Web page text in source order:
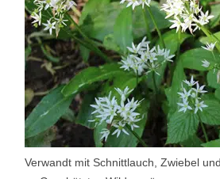
Verwandt mit Schnittlauch, Zwiebel